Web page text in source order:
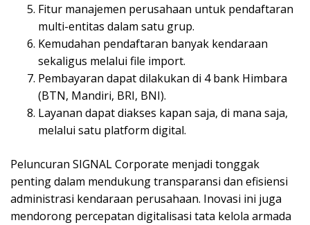
Fitur manajemen perusahaan untuk pendaftaran
multi-entitas dalam satu grup.
Kemudahan pendaftaran banyak kendaraan
sekaligus melalui file import.
Pembayaran dapat dilakukan di 4 bank Himbara
(BTN, Mandiri, BRI, BNI).
Layanan dapat diakses kapan saja, di mana saja,
melalui satu platform digital.
Peluncuran SIGNAL Corporate menjadi tonggak
penting dalam mendukung transparansi dan efisiensi
administrasi kendaraan perusahaan. Inovasi ini juga
mendorong percepatan digitalisasi tata kelola armada